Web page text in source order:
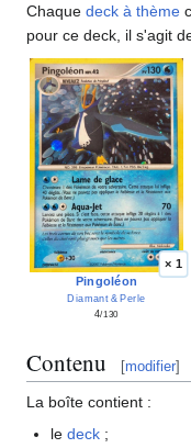
Chaque deck à thème
pour ce deck, il s'agit
× 1
Pingoléon
Diamant & Perle
4/130
Contenu [modifier]
La boîte contient :
ledeck ;